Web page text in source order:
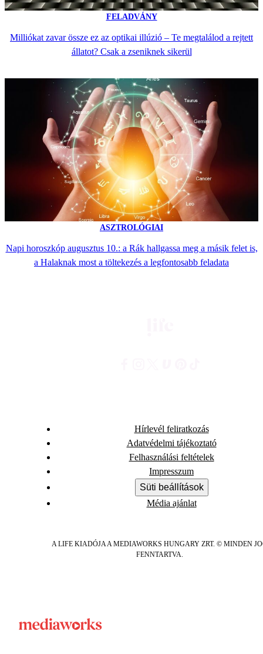
FELADVÁNY
Milliókat zavar össze ez az optikai illúzió – Te megtalálod a rejtett
állatot? Csak a zseniknek sikerül
ASZTROLÓGIAI
Napi horoszkóp augusztus 10.: a Rák hallgassa meg a másik felet is,
a Halaknak most a töltekezés a legfontosabb feladata
Hírlevél feliratkozás
Adatvédelmi tájékoztató
Felhasználási feltételek
Impresszum
Süti beállítások
Média ajánlat
A LIFE KIADÓJA A MEDIAWORKS HUNGARY ZRT. © MINDEN
FENNTARTVA.